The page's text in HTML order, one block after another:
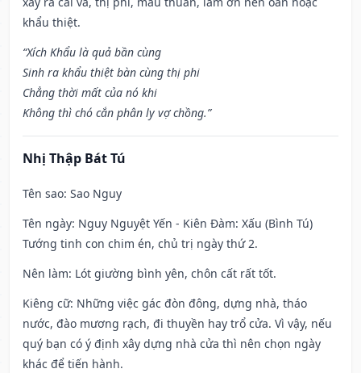
khẩu thiệt.
“Xích Khẩu là quả bần cùng
Sinh ra khẩu thiệt bàn cùng thị phi
Chẳng thời mất của nó khi
Không thì chó cắn phân ly vợ chồng.”
Nhị Thập Bát Tú
Tên sao: Sao Nguy
Tên ngày: Nguy Nguyệt Yến - Kiên Đàm: Xấu (Bình Tú)
Tướng tinh con chim én, chủ trị ngày thứ 2.
Nên làm: Lót giường bình yên, chôn cất rất tốt.
Kiêng cữ: Những việc gác đòn đông, dựng nhà, tháo
nước, đào mương rạch, đi thuyền hay trổ cửa. Vì vậy, nếu
quý bạn có ý định xây dựng nhà cửa thì nên chọn ngày
khác để tiến hành.